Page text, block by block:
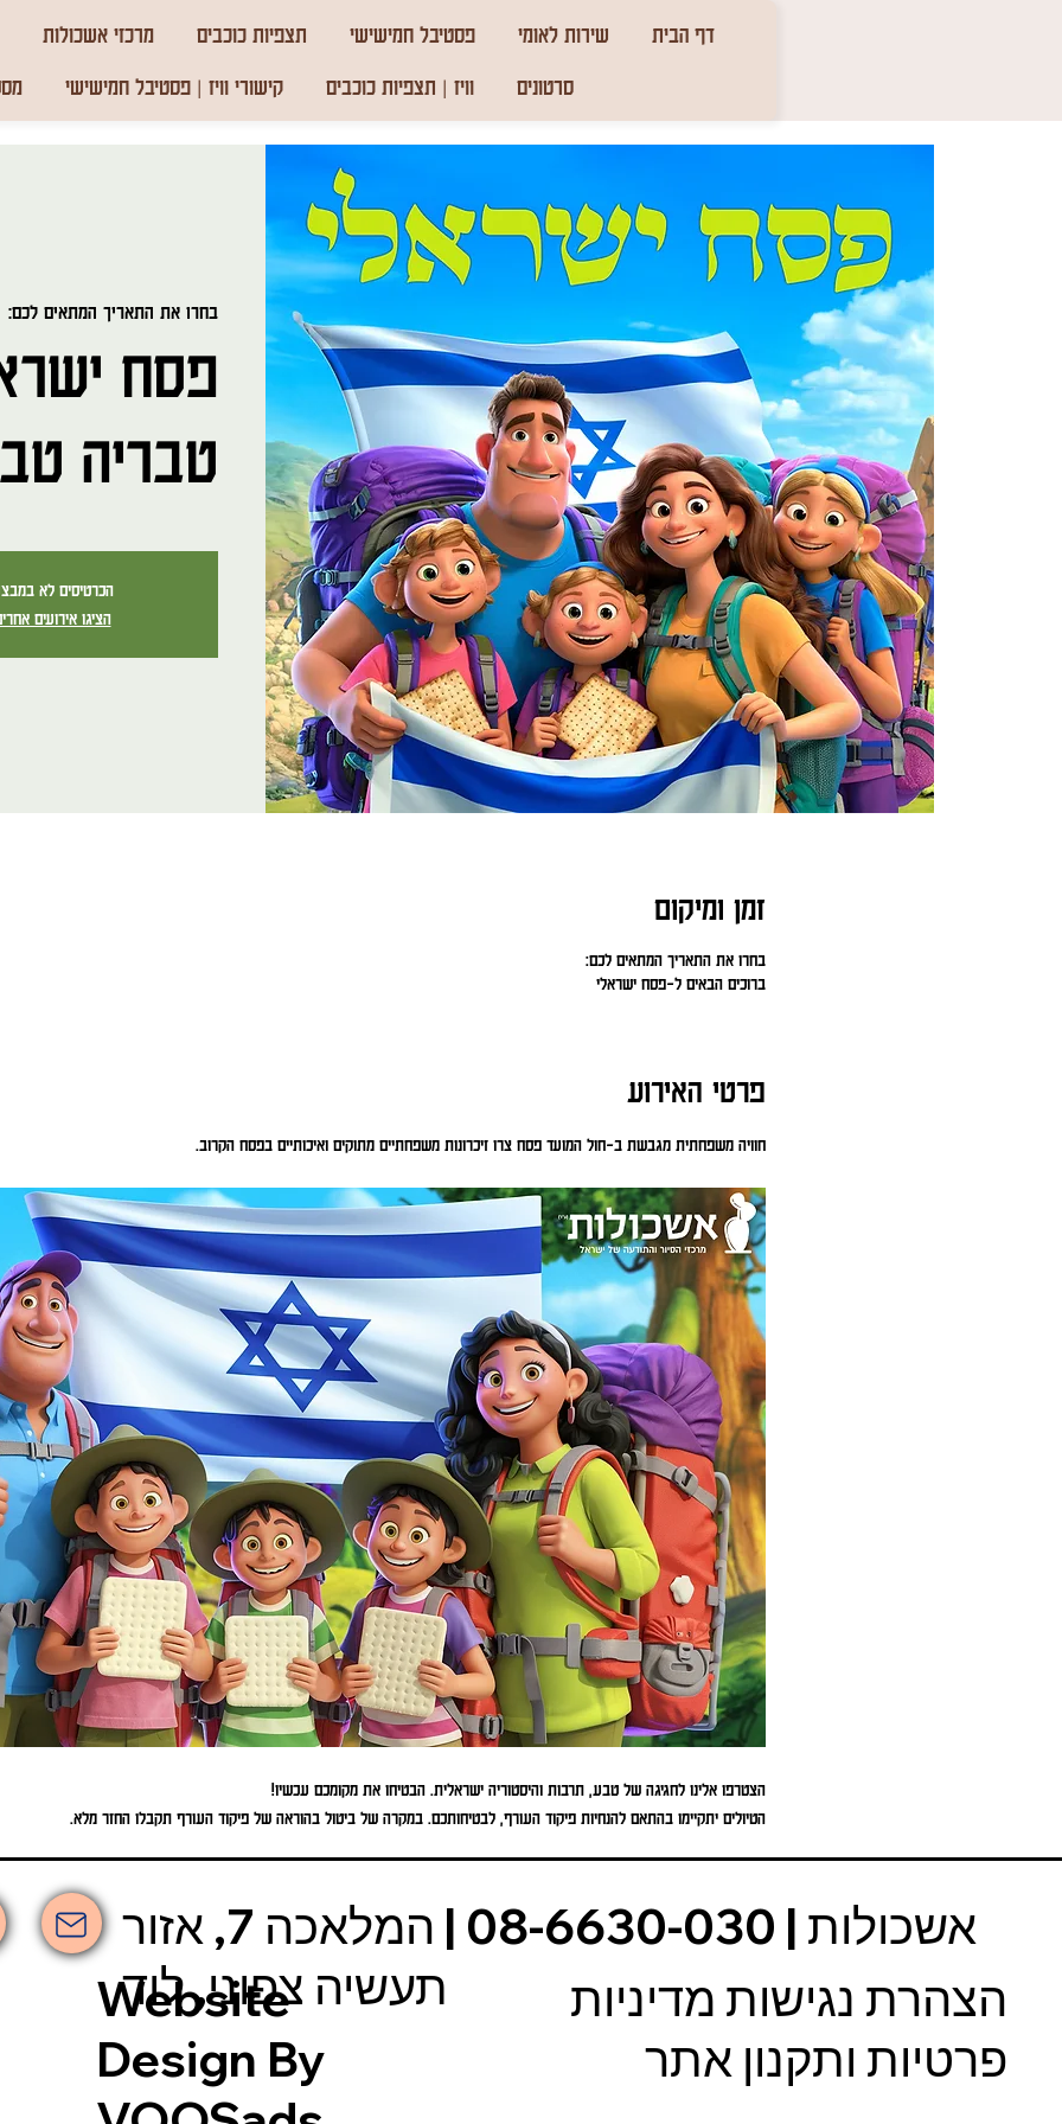
דף הבית שירות לאומי פסטיבל חמישישי תצפיות כוכבים
מרכזי אשכולות
סרטונים
וויז | תצפיות כוכבים קישורי וויז | פסטיבל חמישישי
בחרו את התאריך המתאים לכם:
פסח
טבריה
הכרטיסים לא
הציגו אירועים
זמן ומיקום
בחרו את התאריך המתאים לכם:
ברוכים הבאים ל-פסח ישראלי
פרטי האירוע
חוויה משפחתית מגבשת ב-חול המועד פסח צרו זיכרונות משפחתיים מתוקים ואיכותיים בפסח הקרוב.
הצטרפו אלינו לחגיגה של טבע, תרבות והיסטוריה ישראלית. הבטיחו את מקומכם עכשיו!
הטיולים יתקיימו בהתאם להנחיות פיקוד העורף, לבטיחותכם. במקרה של ביטול בהוראה של פיקוד העורף תקבלו החזר מלא.
אשכולות | 08-6630-030 | המלאכה 7, אזור
תעשיה צפוני, לוד
Website
Design By
הצהרת נגישות מדיניות
פרטיות ותקנון אתר